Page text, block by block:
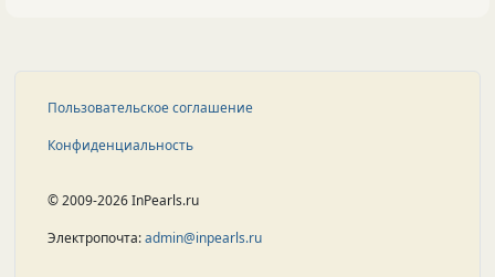
Пользовательское соглашение
Конфиденциальность
© 2009-2026 InPearls.ru
Электропочта:admin@inpearls.ru